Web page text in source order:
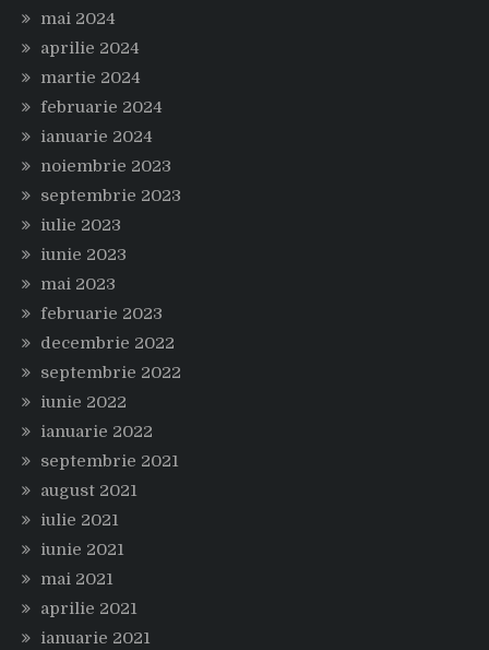
mai 2024
aprilie 2024
martie 2024
februarie 2024
ianuarie 2024
noiembrie 2023
septembrie 2023
iulie 2023
iunie 2023
mai 2023
februarie 2023
decembrie 2022
septembrie 2022
iunie 2022
ianuarie 2022
septembrie 2021
august 2021
iulie 2021
iunie 2021
mai 2021
aprilie 2021
ianuarie 2021